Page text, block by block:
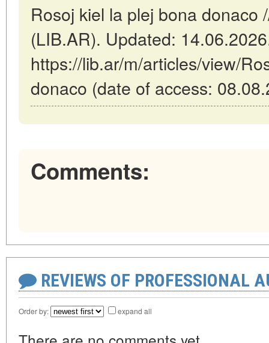
Rosoj kiel la plej bona donaco
(LIB.AR). Updated:
https://lib.ar/m/articles/view/
donaco (date of access:
Comments:
REVIEWS OF PROFESSIONAL
Order by: expand all